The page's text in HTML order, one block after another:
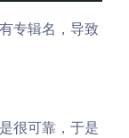
专辑名，导致
很可靠，于是